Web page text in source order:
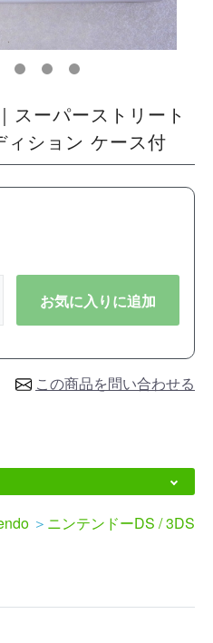
スーパーストリート
ション ケース付
お気に入りに追加
この商品を問い合わせる
＞ ニンテンドーDS / 3DS